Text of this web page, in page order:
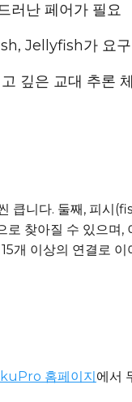
러난 페어가 필요
Jellyfish가 요구
깊은 교대 추론
큽니다. 둘째, 피시
찾아질 수 있으며,
개 이상의 연결로
홈페이지에서